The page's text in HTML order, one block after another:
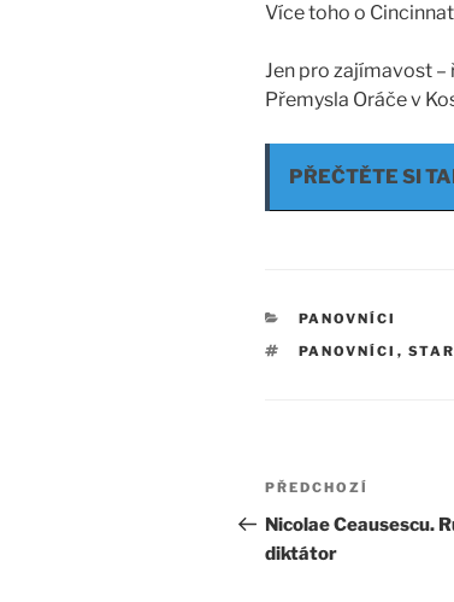
Více toho o
Jen pro zajímavost
Přemysla Oráče v
PŘEČTĚTE SI
RUBRIKY
PANOVNÍCI
ŠTÍTKY
PANOVNÍCI ,
Navigace
pro
příspěvek
Předchozí
příspěvek
PŘEDCHOZÍ
Nicolae Ceausescu.
diktátor